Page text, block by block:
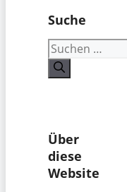
Suche
Suchen
nach:
Über
diese
Website